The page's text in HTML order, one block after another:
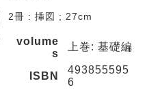
2冊 : 挿図 ; 27cm
volume
s
上巻: 基礎編
ISBN
493855595
6